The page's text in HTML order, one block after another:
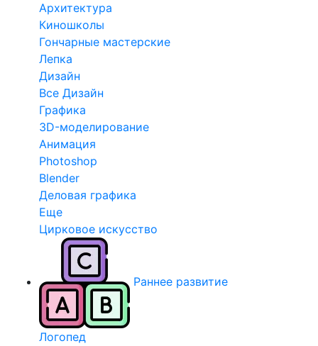
Архитектура
Киношколы
Гончарные мастерские
Лепка
Дизайн
Все Дизайн
Графика
3D-моделирование
Анимация
Photoshop
Blender
Деловая графика
Еще
Цирковое искусство
Раннее развитие
Логопед